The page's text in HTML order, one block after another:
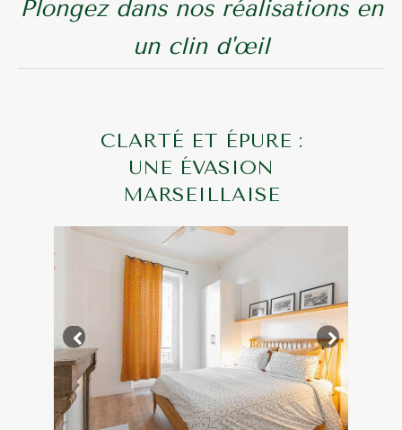
Plongez dans nos réalisations en
un clin d'œil
CLARTÉ ET ÉPURE :
UNE ÉVASION
MARSEILLAISE